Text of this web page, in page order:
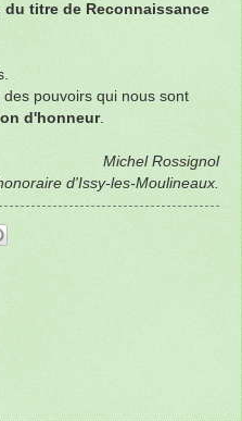
titre de Reconnaissance
pouvoirs qui nous sont
d'honneur.
Michel Rossignol
d'Issy-les-Moulineaux.